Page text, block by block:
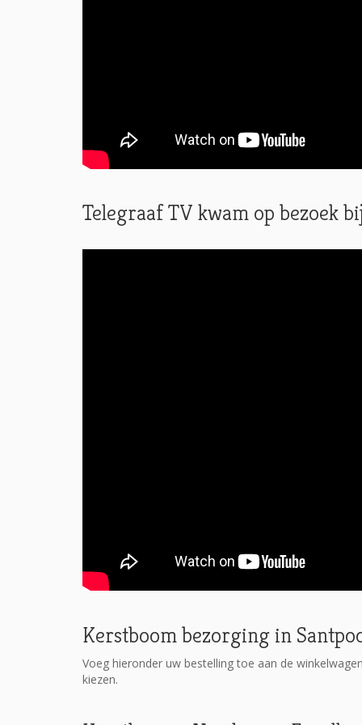
Telegraaf TV kwam op bezoek
Kerstboom bezorging in
Voeg hieronder uw bestelling toe aan de
kiezen.